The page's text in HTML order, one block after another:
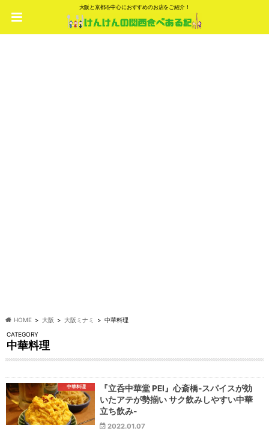
大阪と京都を中心におすすめのお店をご紹介！
HOME 大阪 大阪ミナミ
中華料理
CATEGORY
中華料理
中華料理
『立呑中華堂 PEI』心斎橋-スパイスが効
いたアテが勢揃い サク飲みしやすい中華
立ち飲み-
2022.01.07